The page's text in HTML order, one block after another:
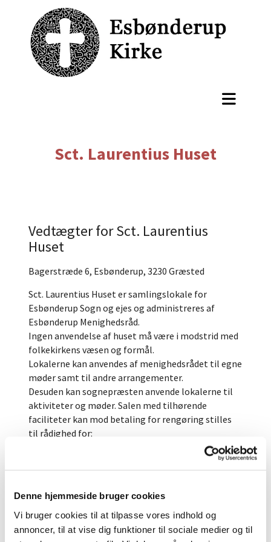
Denne hjemmeside bruger cookies
Vi bruger cookies til at tilpasse vores indhold og
annoncer, til at vise dig funktioner til sociale medier og til
Sct. Laurentius Huset
Vedtægter for Sct. Laurentius
Huset
Bagerstræde 6, Esbønderup, 3230 Græsted
Sct. Laurentius Huset er samlingslokale for
Esbønderup Sogn og ejes og administreres af
Esbønderup Menighedsråd.
Ingen anvendelse af huset må være i modstrid med
folkekirkens væsen og formål.
Lokalerne kan anvendes af menighedsrådet til egne
møder samt til andre arrangementer.
Desuden kan sognepræsten anvende lokalerne til
aktiviteter og møder. Salen med tilhørende
faciliteter kan mod betaling for rengøring stilles
til rådighed for:
1. Private til mindre arrangementer som feks.
kaffebord efter begravelse, reception efter vielse og
egne eller offentlige møder.